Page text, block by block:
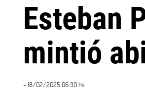
Esteban
mintió
- 18/02/2025 06:30 hs